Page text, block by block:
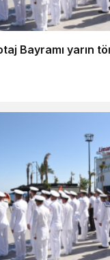
Bayramı yarın